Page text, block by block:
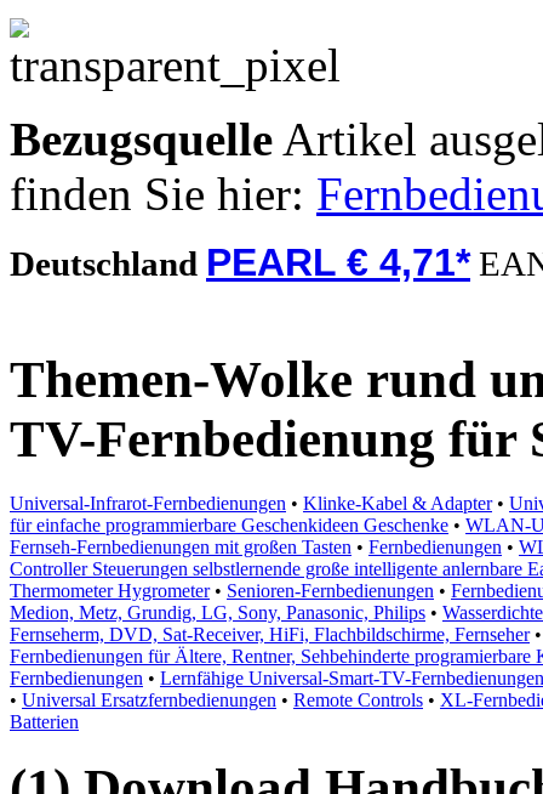
Bezugsquelle Artikel
finden Sie hier:
Deutschland PEARL € 4,71*
Themen-Wolke rund
TV-Fernbedienung für
Universal-Infrarot-Fernbedienungen • Klinke-Kabel & Adapter•
für einfache programmierbare Geschenkideen Geschenke • WLAN-
Fernseh-Fernbedienungen mit großen Tasten • Fernbedienungen •
Controller Steuerungen selbstlernende große intelligente anlernbare
Thermometer Hygrometer• Senioren-Fernbedienungen •
Medion, Metz, Grundig, LG, Sony, Panasonic, Philips •
Fernseherm, DVD, Sat-Receiver, HiFi, Flachbildschirme, Fernseher
Fernbedienungen für Ältere, Rentner, Sehbehinderte programierbare
Fernbedienungen • Lernfähige Universal-Smart-TV-
• Universal Ersatzfernbedienungen • Remote Controls • XL-
Batterien